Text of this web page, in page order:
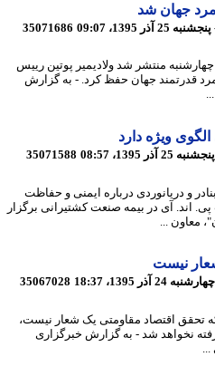
جهان شد
35071686
منتشر شد ولادیمیر پوتین رییس
جهان حفظ کرد. - به گزارش
ویژه دارد
35071588
درباره ایمنی و حفاظت
آی در بیمه صنعت کشتیرانی برگزار
...
نیست
35067028
اقتصاد مقاومتی یک شعار نیست،
نخواهد شد - به گزارش خبرگزاری